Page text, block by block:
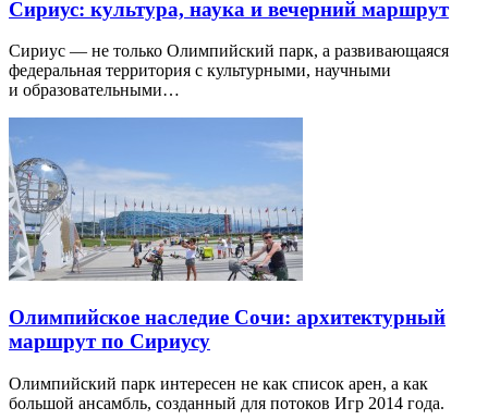
Сириус: культура, наука и вечерний маршрут
Сириус — не только Олимпийский парк, а развивающаяся
федеральная территория с культурными, научными
и образовательными…
Олимпийское наследие Сочи: архитектурный
маршрут по Сириусу
Олимпийский парк интересен не как список арен, а как
большой ансамбль, созданный для потоков Игр 2014 года.